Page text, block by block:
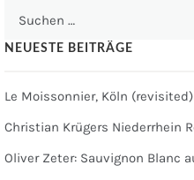
NEUESTE BEITRÄGE
Le Moissonnier, Köln (revisited)
Christian Krügers Niederrhein
Oliver Zeter: Sauvignon Blanc